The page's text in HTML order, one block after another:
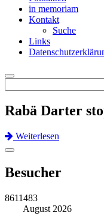
in memoriam
Kontakt
Suche
Links
Toggle
navigation
Rabä Darter
Weiterlesen
Previous
Next
Toggle
Besucher
8611483
August 2026